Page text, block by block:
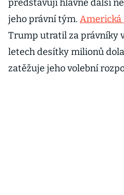
představují hlavně další
jeho právní tým. Americká
Trump utratil za právníky
letech desítky milionů
zatěžuje jeho volební